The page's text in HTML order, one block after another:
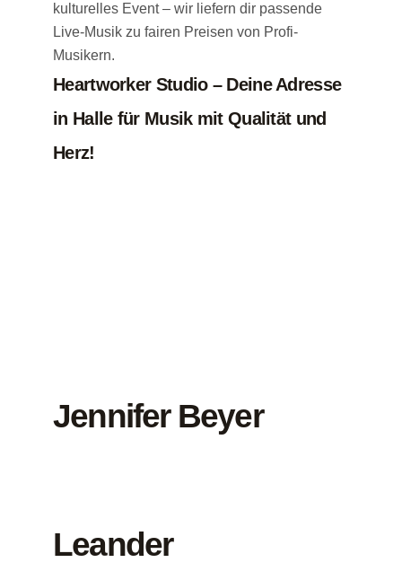
kulturelles Event – wir liefern dir passende
Live-Musik zu fairen Preisen von Profi-
Musikern.
Heartworker Studio – Deine Adresse
in Halle für Musik mit Qualität und
Herz!
Jennifer Beyer
Leander